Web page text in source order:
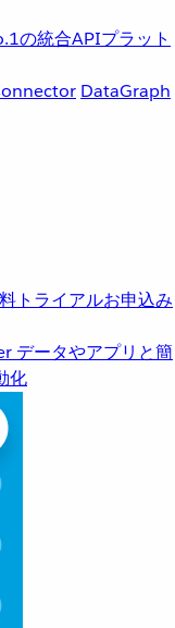
の統合APIプラット
DataGraph
トライアルお申込み
データやアプリと簡
化